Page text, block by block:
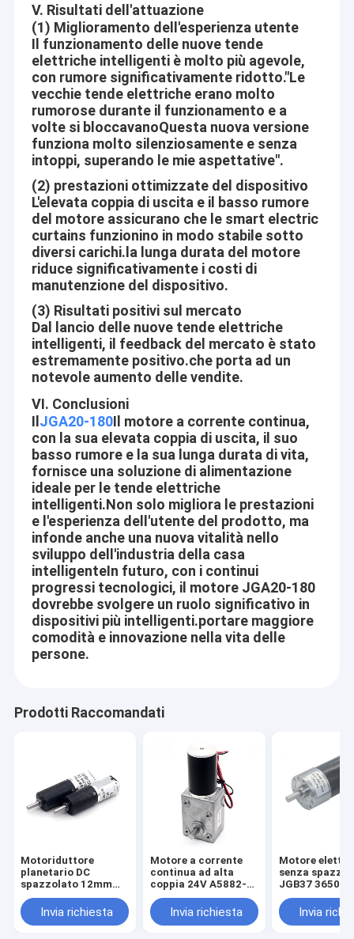
Motori spazzolati di CC
Motori senza spazzola di CC
Regolatore del motore di CC
Motori passo a passo di CC
Micro pompa idraulica di CC
Motore di vibrazione di CC
Accessori del motore di CC
Motore di rotazione
V. Risultati dell'attuazione
(1) Miglioramento dell'esperienza utente
Il funzionamento delle nuove tende
elettriche intelligenti è molto più agevole,
con rumore significativamente ridotto."Le
vecchie tende elettriche erano molto
rumorose durante il funzionamento e a
volte si bloccavanoQuesta nuova versione
funziona molto silenziosamente e senza
intoppi, superando le mie aspettative".
(2) prestazioni ottimizzate del dispositivo
L'elevata coppia di uscita e il basso rumore
del motore assicurano che le smart electric
curtains funzionino in modo stabile sotto
diversi carichi.la lunga durata del motore
riduce significativamente i costi di
manutenzione del dispositivo.
(3) Risultati positivi sul mercato
Dal lancio delle nuove tende elettriche
intelligenti, il feedback del mercato è stato
estremamente positivo.che porta ad un
notevole aumento delle vendite.
VI. Conclusioni
Il JGA20-180Il motore a corrente continua,
con la sua elevata coppia di uscita, il suo
basso rumore e la sua lunga durata di vita,
fornisce una soluzione di alimentazione
ideale per le tende elettriche
intelligenti.Non solo migliora le prestazioni
e l'esperienza dell'utente del prodotto, ma
infonde anche una nuova vitalità nello
sviluppo dell'industria della casa
intelligenteIn futuro, con i continui
progressi tecnologici, il motore JGA20-180
dovrebbe svolgere un ruolo significativo in
dispositivi più intelligenti.portare maggiore
comodità e innovazione nella vita delle
persone.
Prodotti Raccomandati
Motoriduttore
planetario DC
spazzolato 12mm
PG12-N20, motore
planetario DC 6V,
ingranaggio di
Invia richiesta
Motore a corrente
continua ad alta
coppia 24V A5882-
45 Motore ad alta
coppia a corrente
continua 24V motore
Invia richiesta
Motore
senza
JGB37 3650
CC di BLDC
Smart Home
Invia
Professionale:
Dalla progettazione, acquisizione, la fabbricazione, ispezione,
imballando e fino alla consegna, in ogni processo di produzione
seguiamo rigorosamente le procedure operative standard.
Trattiamo ogni ordine con sincerità e la responsabilità, continui
facciamo il meglio per fare la nostra qualità ed il servizio supera
l'aspettativa del cliente.
Innovatore:
Aslong non ferma mai il suo passo avanti con i requisiti
cangianti dei clienti. Crediamo che ogni nuovo requisito del
cliente sia l'energia del nostro sviluppo. Non smettiamo mai di
imparare e migliorare